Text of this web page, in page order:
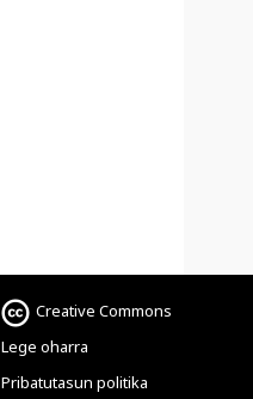
Creative Commons
Lege oharra
Pribatutasun politika